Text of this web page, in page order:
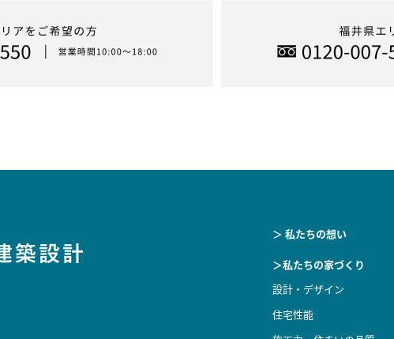
＞ 私たちの想い
＞私たちの家づくり
設計・デザイン
住宅性能